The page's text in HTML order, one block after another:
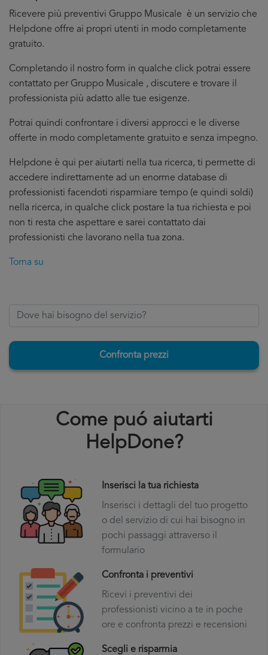
Ricevere più preventivi Gruppo Musicale è un servizio che
Helpdone offre ai propri utenti in modo completamente
gratuito.
Completando il nostro form in qualche click potrai essere
contattato per Gruppo Musicale , discutere e trovare il
professionista più adatto alle tue esigenze.
Potrai quindi confrontare i diversi approcci e le diverse
offerte in modo completamente gratuito e senza impegno.
Helpdone è qui per aiutarti nella tua ricerca, ti permette di
accedere indirettamente ad un enorme database di
professionisti facendoti risparmiare tempo (e quindi soldi)
nella ricerca, in qualche click postare la tua richiesta e poi
non ti resta che aspettare e sarei contattato dai
professionisti che lavorano nella tua zona.
Torna su
Confronta prezzi
Come puó aiutarti
HelpDone?
Inserisci la tua richiesta
Inserisci i dettagli del tuo progetto
o del servizio di cui hai bisogno in
pochi passaggi attraverso il
formulario
Confronta i preventivi
Ricevi i preventivi dei
professionisti vicino a te in poche
ore e confronta prezzi e recensioni
Scegli e risparmia